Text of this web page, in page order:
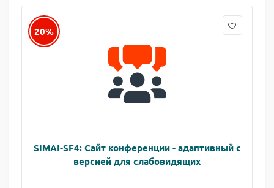
20%
SIMAI-SF4: Сайт конференции - адаптивный с
версией для слабовидящих